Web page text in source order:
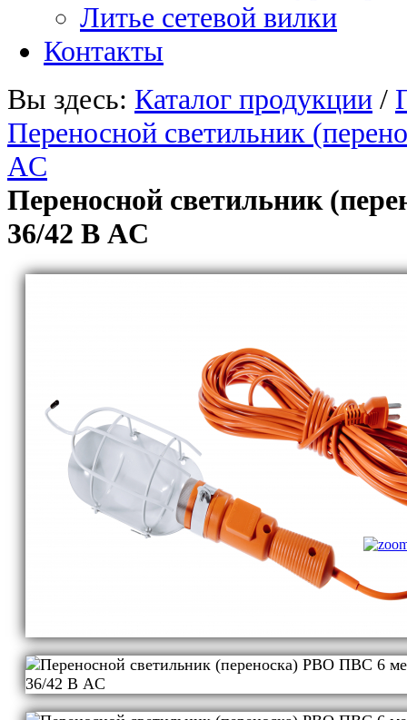
Литье сетевой вилки
Контакты
Вы здесь: Каталог продукции /
Переносной светильник
AC
Переносной светильник
36/42 В AC